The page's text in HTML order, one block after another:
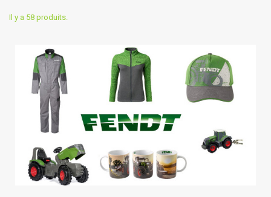
Il y a 58 produits.